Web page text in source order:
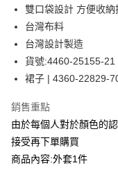
國泰世華商業銀行
臺灣中小企業銀行
匯豐（台灣）商業銀行
聯邦商業銀行
元大商業銀行
玉山商業銀行
台灣樂天信用卡公司
街口支付
悠遊付
貨到付款
運送方式
雙口袋設計 方便收納
台灣布料
台灣設計製造
貨號:4460-25155-21
裙子 | 4360-22829-
銷售重點
由於每個人對於顏色的
接受再下單購買
商品內容:外套1件